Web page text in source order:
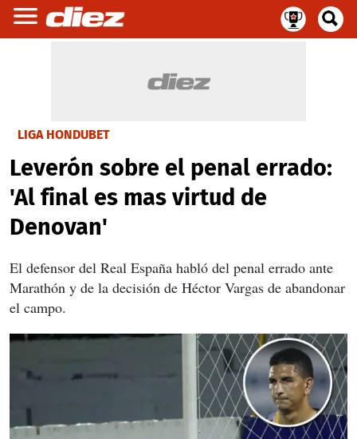
LIGA HONDUBET
Leverón sobre el penal errado:
'Al final es mas virtud de
Denovan'
El defensor del Real España habló del penal errado ante
Marathón y de la decisión de Héctor Vargas de abandonar
el campo.